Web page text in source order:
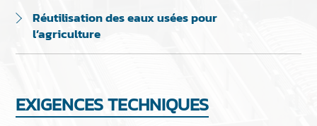
Réutilisation des eaux usées pour
l’agriculture
EXIGENCES TECHNIQUES